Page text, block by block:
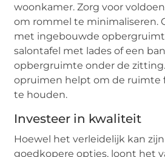
woonkamer. Zorg voor
om rommel te minimaliseren.
met ingebouwde
salontafel met lades of een
opbergruimte onder de
opruimen helpt om de ruimte
te houden.
Investeer in kwaliteit
Hoewel het verleidelijk kan
goedkopere opties, loont het